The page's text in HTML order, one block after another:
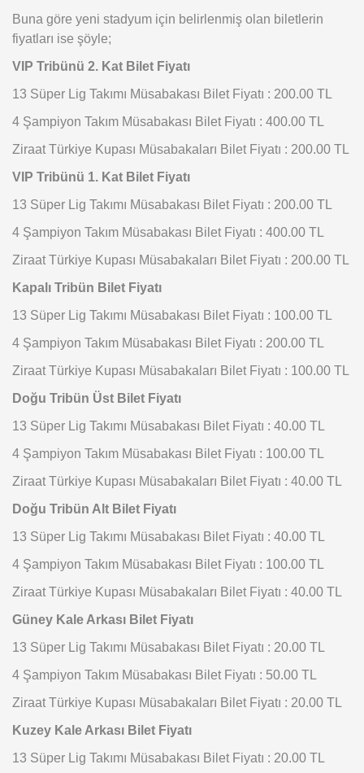
Buna göre yeni stadyum için belirlenmiş olan biletlerin
fiyatları ise şöyle;
VIP Tribünü 2. Kat Bilet Fiyatı
13 Süper Lig Takımı Müsabakası Bilet Fiyatı : 200.00 TL
4 Şampiyon Takım Müsabakası Bilet Fiyatı : 400.00 TL
Ziraat Türkiye Kupası Müsabakaları Bilet Fiyatı : 200.00 TL
VIP Tribünü 1. Kat Bilet Fiyatı
13 Süper Lig Takımı Müsabakası Bilet Fiyatı : 200.00 TL
4 Şampiyon Takım Müsabakası Bilet Fiyatı : 400.00 TL
Ziraat Türkiye Kupası Müsabakaları Bilet Fiyatı : 200.00 TL
Kapalı Tribün Bilet Fiyatı
13 Süper Lig Takımı Müsabakası Bilet Fiyatı : 100.00 TL
4 Şampiyon Takım Müsabakası Bilet Fiyatı : 200.00 TL
Ziraat Türkiye Kupası Müsabakaları Bilet Fiyatı : 100.00 TL
Doğu Tribün Üst Bilet Fiyatı
13 Süper Lig Takımı Müsabakası Bilet Fiyatı : 40.00 TL
4 Şampiyon Takım Müsabakası Bilet Fiyatı : 100.00 TL
Ziraat Türkiye Kupası Müsabakaları Bilet Fiyatı : 40.00 TL
Doğu Tribün Alt Bilet Fiyatı
13 Süper Lig Takımı Müsabakası Bilet Fiyatı : 40.00 TL
4 Şampiyon Takım Müsabakası Bilet Fiyatı : 100.00 TL
Ziraat Türkiye Kupası Müsabakaları Bilet Fiyatı : 40.00 TL
Güney Kale Arkası Bilet Fiyatı
13 Süper Lig Takımı Müsabakası Bilet Fiyatı : 20.00 TL
4 Şampiyon Takım Müsabakası Bilet Fiyatı : 50.00 TL
Ziraat Türkiye Kupası Müsabakaları Bilet Fiyatı : 20.00 TL
Kuzey Kale Arkası Bilet Fiyatı
13 Süper Lig Takımı Müsabakası Bilet Fiyatı : 20.00 TL